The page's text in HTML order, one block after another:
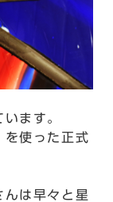
ます。
を使った正式
は早々と星